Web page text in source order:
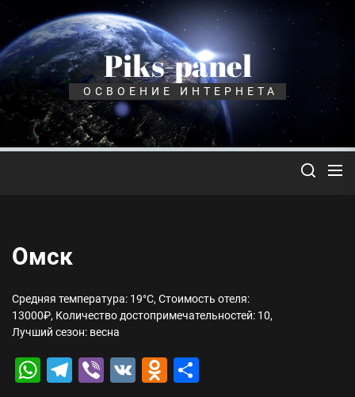
Перейти
содержимому
Piks-panel
ОСВОЕНИЕ ИНТЕРНЕТА
Омск
Средняя температура: 19°C, Стоимость отеля:
13000₽, Количество достопримечательностей: 10,
Лучший сезон: весна
WhatsApp
Telegram
Viber
VK Odnoklassniki